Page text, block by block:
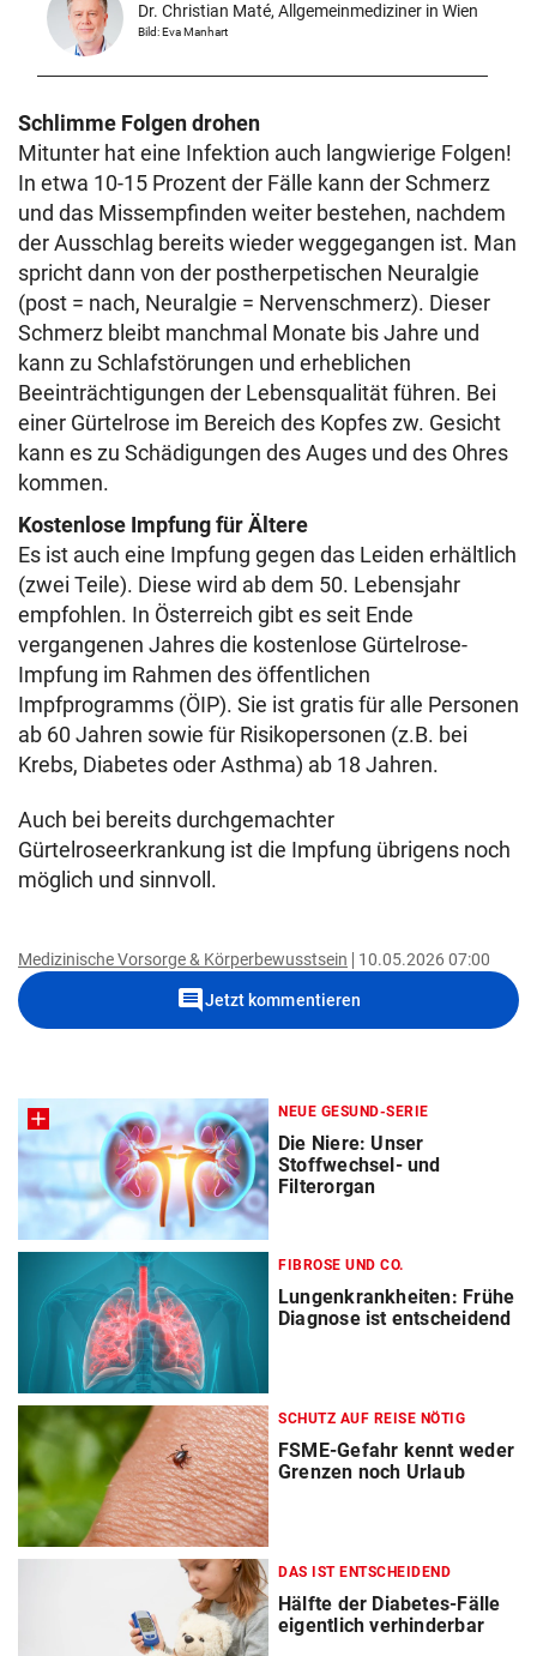
Dr. Christian Maté, Allgemeinmediziner in Wien
Bild: Eva Manhart
Schlimme Folgen drohen
Mitunter hat eine Infektion auch langwierige Folgen!
In etwa 10-15 Prozent der Fälle kann der Schmerz
und das Missempfinden weiter bestehen, nachdem
der Ausschlag bereits wieder weggegangen ist. Man
spricht dann von der postherpetischen Neuralgie
(post = nach, Neuralgie = Nervenschmerz). Dieser
Schmerz bleibt manchmal Monate bis Jahre und
kann zu Schlafstörungen und erheblichen
Beeinträchtigungen der Lebensqualität führen. Bei
einer Gürtelrose im Bereich des Kopfes zw. Gesicht
kann es zu Schädigungen des Auges und des Ohres
kommen.
Kostenlose Impfung für Ältere
Es ist auch eine Impfung gegen das Leiden erhältlich
(zwei Teile). Diese wird ab dem 50. Lebensjahr
empfohlen. In Österreich gibt es seit Ende
vergangenen Jahres die kostenlose Gürtelrose-
Impfung im Rahmen des öffentlichen
Impfprogramms (ÖIP). Sie ist gratis für alle Personen
ab 60 Jahren sowie für Risikopersonen (z.B. bei
Krebs, Diabetes oder Asthma) ab 18 Jahren.
Auch bei bereits durchgemachter
Gürtelroseerkrankung ist die Impfung übrigens noch
möglich und sinnvoll.
Medizinische Vorsorge & Körperbewusstsein 10.05.2026 07:00
commentJetzt kommentieren
NEUE GESUND-SERIE
Die Niere: Unser
Stoffwechsel- und
Filterorgan
FIBROSE UND CO.
Lungenkrankheiten: Frühe
Diagnose ist entscheidend
SCHUTZ AUF REISE NÖTIG
FSME-Gefahr kennt weder
Grenzen noch Urlaub
DAS IST ENTSCHEIDEND
Hälfte der Diabetes-Fälle
eigentlich verhinderbar